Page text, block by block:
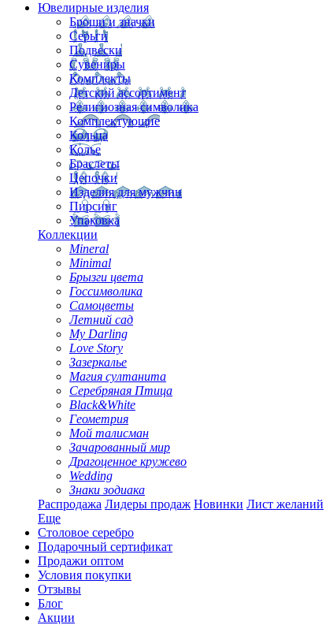
Ювелирные изделия
Броши и значки
Серьги
Подвески
Сувениры
Комплекты
Детский ассортимент
Религиозная символика
Комплектующие
Кольца
Колье
Браслеты
Цепочки
Изделия для мужчин
Пирсинг
Упаковка
Коллекции
Mineral
Minimal
Брызги цвета
Госсимволика
Самоцветы
Летний сад
My Darling
Love Story
Зазеркалье
Магия султанита
Серебряная Птица
Black&White
Геометрия
Мой талисман
Зачарованный мир
Драгоценное кружево
Wedding
Знаки зодиака
Распродажа Лидеры продаж Новинки Лист желаний
Еще
Столовое серебро
Подарочный сертификат
Продажи оптом
Условия покупки
Отзывы
Блог
Акции